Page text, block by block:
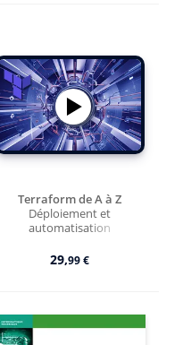
Terraform de A à Z
Déploiement et
automatisation
29,99 €